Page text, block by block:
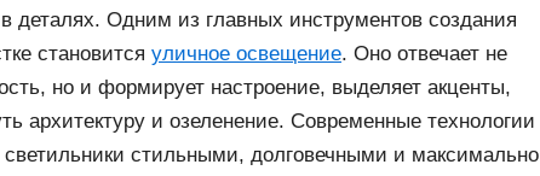
деталях. Одним из главных инструментов создания
становится уличное освещение. Оно отвечает не
но и формирует настроение, выделяет акценты,
архитектуру и озеленение. Современные технологии
светильники стильными, долговечными и максимально